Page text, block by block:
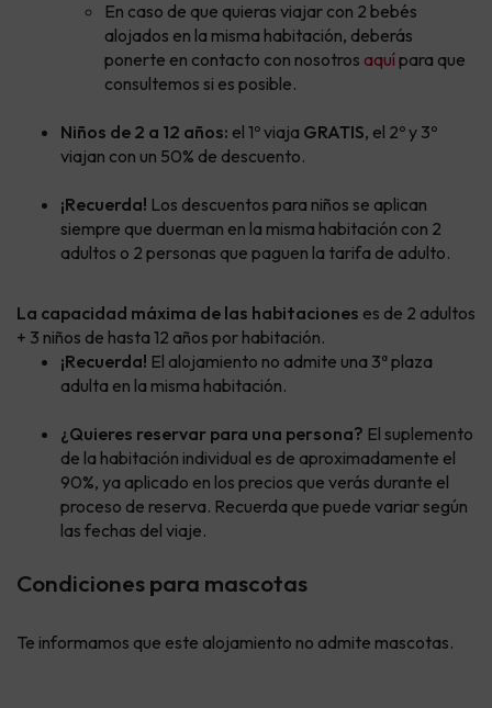
En caso de que quieras viajar con 2 bebés
alojados en la misma habitación, deberás
ponerte en contacto con nosotros aquípara que
consultemos si es posible.
Niños de 2 a 12 años: el 1º viaja GRATIS, el 2º y 3º
viajan con un 50% de descuento.
¡Recuerda! Los descuentos para niños se aplican
siempre que duerman en la misma habitación con 2
adultos o 2 personas que paguen la tarifa de adulto.
La capacidad máxima de las habitaciones es de 2 adultos
+ 3 niños de hasta 12 años por habitación.
¡Recuerda! El alojamiento no admite una 3ª plaza
adulta en la misma habitación.
¿Quieres reservar para una persona? El suplemento
de la habitación individual es de aproximadamente el
90%, ya aplicado en los precios que verás durante el
proceso de reserva. Recuerda que puede variar según
las fechas del viaje.
Condiciones para mascotas
Te informamos que este alojamiento no admite mascotas.